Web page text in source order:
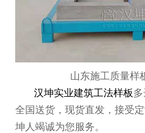
山东施工质量样
汉坤实业建筑工法样板
全国送货，现货直发，接受
坤人竭诚为您服务。